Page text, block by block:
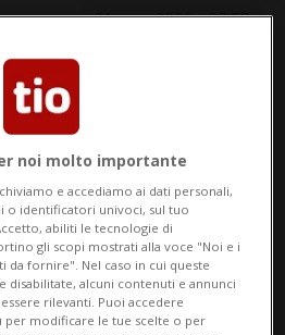
01 mag 2020 - 22:53
l'associazione che fa
svizzeri, chiede al
l'immediata apertura
che rappresenta.
che i campeggi siano
da albe...
noi molto importante
e accediamo ai dati personali,
o identificatori univoci, sul tuo
abiliti le tecnologie di
gli scopi mostrati alla voce "Noi e i
da fornire". Nel caso in cui queste
disabilitate, alcuni contenuti e annunci
rilevanti. Puoi accedere
per modificare le tue scelte o per